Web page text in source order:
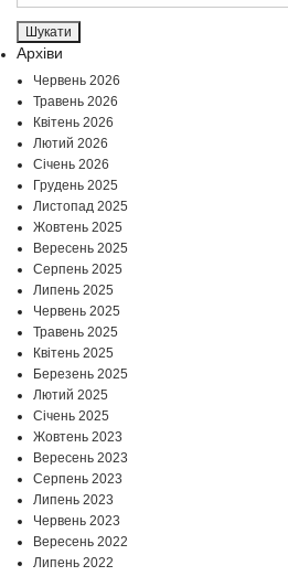
Архіви
Червень 2026
Травень 2026
Квітень 2026
Лютий 2026
Січень 2026
Грудень 2025
Листопад 2025
Жовтень 2025
Вересень 2025
Серпень 2025
Липень 2025
Червень 2025
Травень 2025
Квітень 2025
Березень 2025
Лютий 2025
Січень 2025
Жовтень 2023
Вересень 2023
Серпень 2023
Липень 2023
Червень 2023
Вересень 2022
Липень 2022